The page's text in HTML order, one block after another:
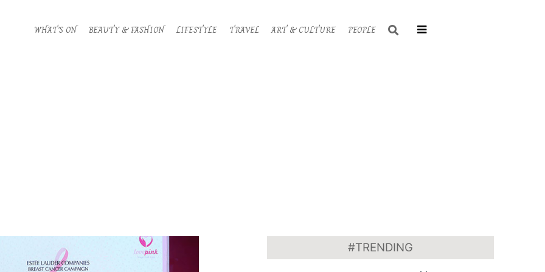
WHAT’S ON BEAUTY & FASHION LIFESTYLE TRAVEL ART & CULTURE PEOPLE Search
#TRENDING